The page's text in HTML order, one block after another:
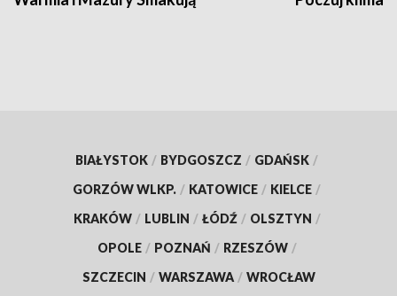
BIAŁYSTOK / BYDGOSZCZ / GDAŃSK /
GORZÓW WLKP. / KATOWICE / KIELCE /
KRAKÓW / LUBLIN / ŁÓDŹ / OLSZTYN /
OPOLE / POZNAŃ / RZESZÓW /
SZCZECIN / WARSZAWA / WROCŁAW